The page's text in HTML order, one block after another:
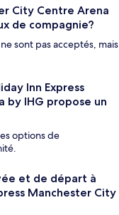
City Centre Arena
de compagnie?
sont pas acceptés, mais
Inn Express
by IHG propose un
options de
et de départ à
Manchester City